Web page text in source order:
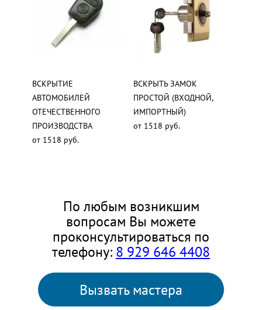
ВСКРЫТИЕ
АВТОМОБИЛЕЙ
ОТЕЧЕСТВЕННОГО
ПРОИЗВОДСТВА
от 1518 руб.
ВСКРЫТЬ ЗАМОК
ПРОСТОЙ (ВХОДНОЙ,
ИМПОРТНЫЙ)
от 1518 руб.
По любым возникшим
вопросам Вы можете
проконсультироваться по
телефону: 8 929 646 4408
Вызвать мастера